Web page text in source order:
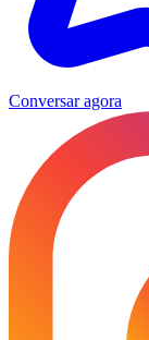
Conversar agora